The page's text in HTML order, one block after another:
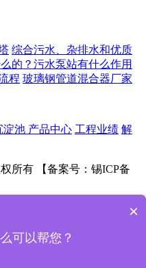
综合污水、杂排水和优质
的？污水泵站有什么作用
程 玻璃钢管道混合器厂家
淀池 产品中心 工程业绩 解
所有 【备案号：锡ICP备
×
可以帮您？